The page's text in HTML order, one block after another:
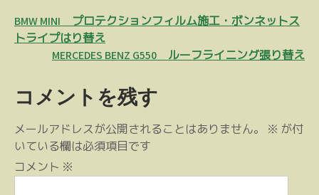
投
稿
ビ
ゲ
ー
シ
ョ
BMW MINI プロテクションフィルム施工・ボンネットス
トライプはり替え
MERCEDES BENZ G550 ルーフライニング張り替え
コメントを残す
メールアドレスが公開されることはありません。 ※ が付
いている欄は必須項目です
コメント ※